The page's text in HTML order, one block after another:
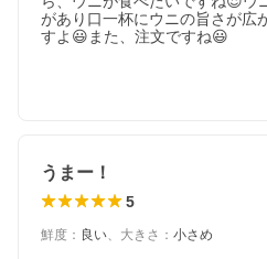
があり口一杯にウニの旨さが広
うまー！
5
鮮度 ： 良い、 大きさ ： 小さめ